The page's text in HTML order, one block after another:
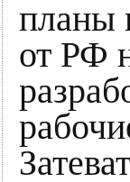
планы
от РФ